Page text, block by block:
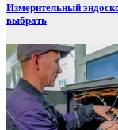
Измерительный
выбрать